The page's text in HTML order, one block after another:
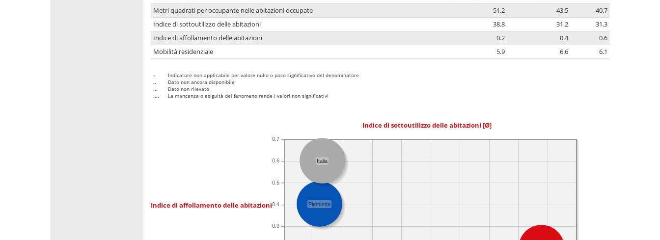
Metri quadrati per occupante nelle abitazioni occupate 51.2 43.5
40.7
Indice di sottoutilizzo delle abitazioni
38.8 31.2
31.3
Indice di affollamento delle abitazioni
0.2 0.4
0.6
Mobilità residenziale
5.9 6.6 6.1
-
Indicatore non applicabile per valore nullo o poco significativo del denominatore
..
Dato non ancora disponibile
...
Dato non rilevato
....
La mancanza o esiguità del fenomeno rende i valori non significativi
Indice di sottoutilizzo delle abitazioni [Ø]
Indice di affollamento delle abitazioni
0.3
0.4
0.5
0.6
0.7
Piemonte
Italia